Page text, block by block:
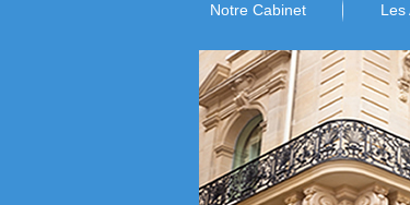
Notre Cabinet Les